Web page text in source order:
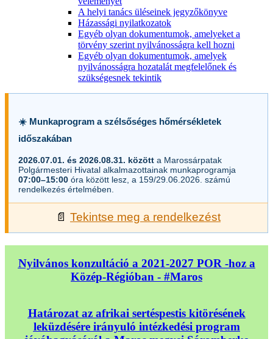
A helyi tanács üléseinek jegyzőkönyve
Házassági nyilatkozatok
Egyéb olyan dokumentumok, amelyeket a
törvény szerint nyilvánosságra kell hozni
Egyéb olyan dokumentumok, amelyek
nyilvánosságra hozatalát megfelelőnek és
szükségesnek tekintik
☀️ Munkaprogram a szélsőséges hőmérsékletek
időszakában
2026.07.01. és 2026.08.31. között a Marossárpatak
Polgármesteri Hivatal alkalmazottainak munkaprogramja
07:00–15:00 óra között lesz, a 159/29.06.2026. számú
rendelkezés értelmében.
📄 Tekintse meg a rendelkezést
Nyilvános konzultáció a 2021-2027 POR -hoz a
Közép-Régióban - #Maros
Határozat az afrikai sertéspestis kitörésének
leküzdésére irányuló intézkedési program